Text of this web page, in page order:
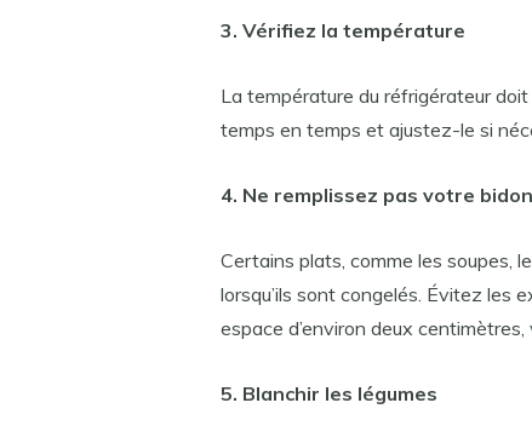
3. Vérifiez la température
La température du réfrigérateur
temps en temps et ajustez-le si
4. Ne remplissez pas votre bidon
Certains plats, comme les soupes,
lorsqu’ils sont congelés. Évitez les
espace d’environ deux
5. Blanchir les légumes